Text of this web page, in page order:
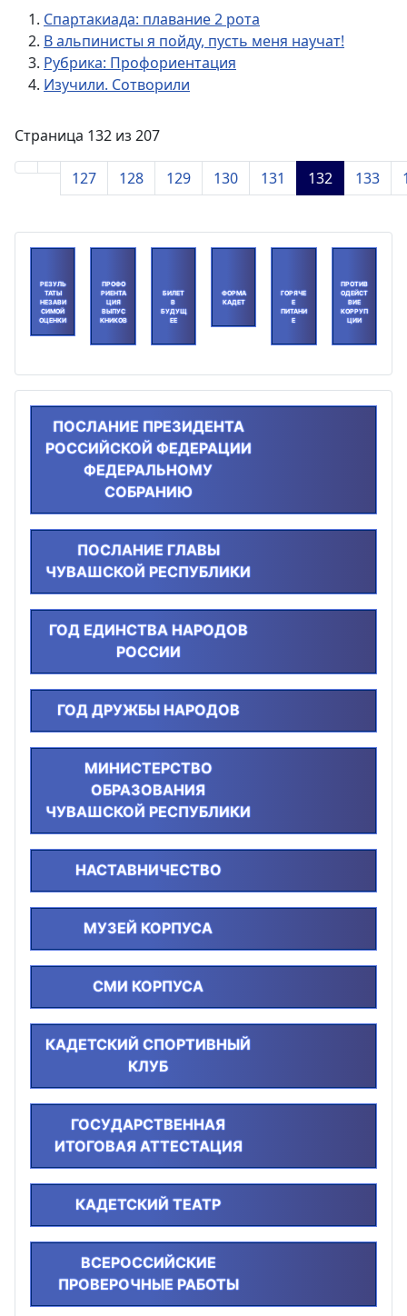
Спартакиада: плавание 2 рота
В альпинисты я пойду, пусть меня научат!
Рубрика: Профориентация
Изучили. Сотворили
Страница 132 из 207
127 128 129 130 131 132 133
РЕЗУЛЬ
ТАТЫ
НЕЗАВИ
СИМОЙ
ОЦЕНКИ
ПРОФО
РИЕНТА
ЦИЯ
ВЫПУС
КНИКОВ
БИЛЕТ
В
БУДУЩ
ЕЕ
ФОРМА
КАДЕТ
ГОРЯЧЕ
Е
ПИТАНИ
Е
ПРОТИВ
ОДЕЙСТ
ВИЕ
КОРРУП
ЦИИ
ПОСЛАНИЕ ПРЕЗИДЕНТА
РОССИЙСКОЙ ФЕДЕРАЦИИ
ФЕДЕРАЛЬНОМУ
СОБРАНИЮ
ПОСЛАНИЕ ГЛАВЫ
ЧУВАШСКОЙ РЕСПУБЛИКИ
ГОД ЕДИНСТВА НАРОДОВ
РОССИИ
ГОД ДРУЖБЫ НАРОДОВ
МИНИСТЕРСТВО
ОБРАЗОВАНИЯ
ЧУВАШСКОЙ РЕСПУБЛИКИ
НАСТАВНИЧЕСТВО
МУЗЕЙ КОРПУСА
СМИ КОРПУСА
КАДЕТСКИЙ СПОРТИВНЫЙ
КЛУБ
ГОСУДАРСТВЕННАЯ
ИТОГОВАЯ АТТЕСТАЦИЯ
КАДЕТСКИЙ ТЕАТР
ВСЕРОССИЙСКИЕ
ПРОВЕРОЧНЫЕ РАБОТЫ